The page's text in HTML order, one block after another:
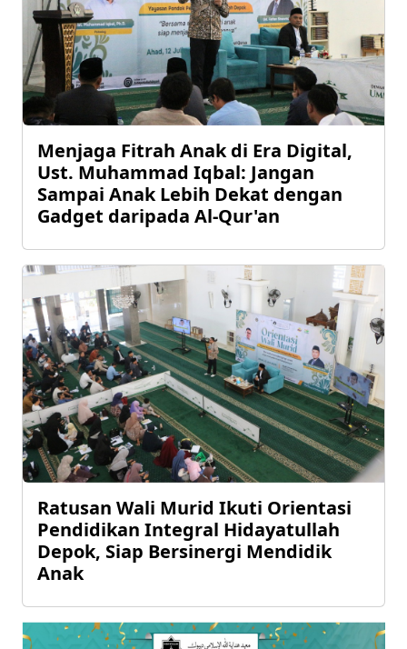
Menjaga Fitrah Anak di Era Digital,
Ust. Muhammad Iqbal: Jangan
Sampai Anak Lebih Dekat dengan
Gadget daripada Al-Qur'an
Ratusan Wali Murid Ikuti Orientasi
Pendidikan Integral Hidayatullah
Depok, Siap Bersinergi Mendidik
Anak